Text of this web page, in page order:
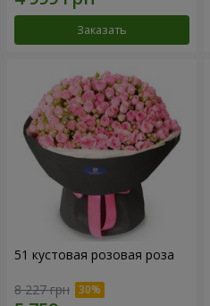
Заказать
51 кустовая розовая роза
8 227 грн